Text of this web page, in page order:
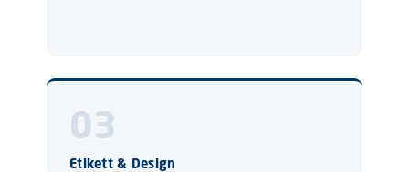
03
Etikett & Design